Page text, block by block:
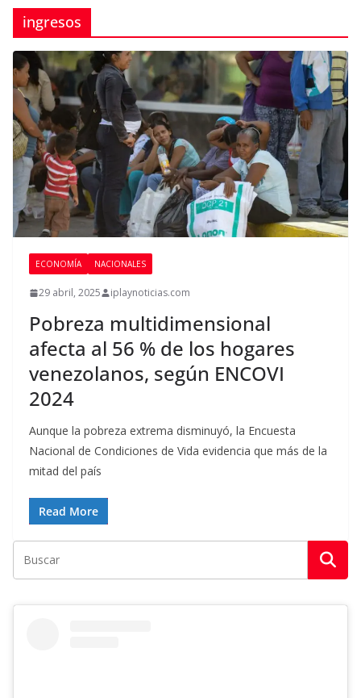
ingresos
ECONOMÍA NACIONALES
29 abril, 2025 iplaynoticias.com
Pobreza multidimensional
afecta al 56 % de los hogares
venezolanos, según ENCOVI
2024
Aunque la pobreza extrema disminuyó, la Encuesta
Nacional de Condiciones de Vida evidencia que más de la
mitad del país
Read More